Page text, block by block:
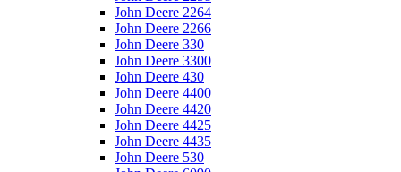
John Deere 2264
John Deere 2266
John Deere 330
John Deere 3300
John Deere 430
John Deere 4400
John Deere 4420
John Deere 4425
John Deere 4435
John Deere 530